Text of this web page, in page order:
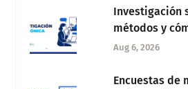
Investigación
métodos y
Aug 6, 2026
Encuestas de